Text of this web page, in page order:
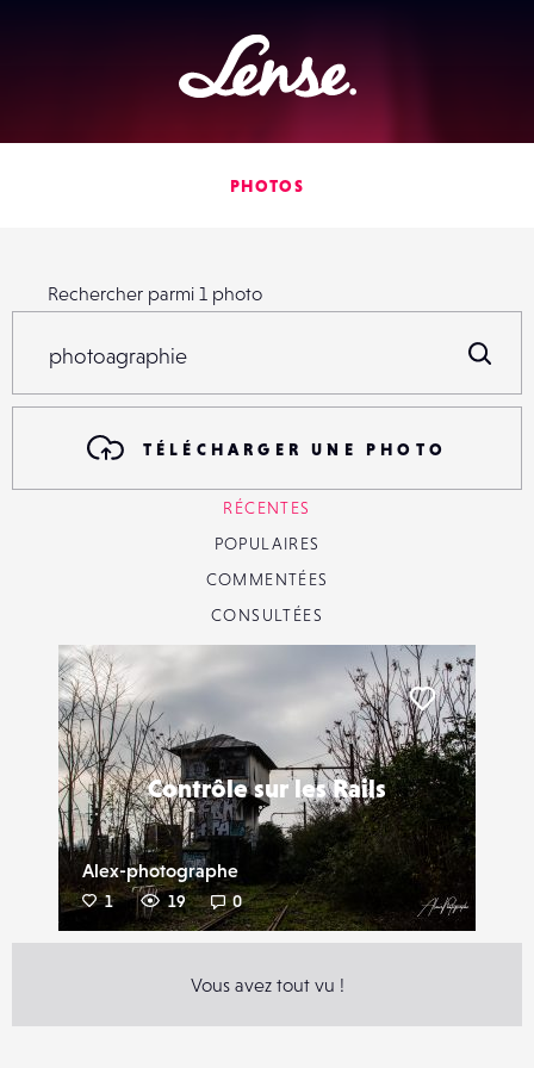
Lense
PHOTOS
Rechercher parmi 1 photo
TÉLÉCHARGER UNE PHOTO
RÉCENTES
POPULAIRES
COMMENTÉES
CONSULTÉES
Contrôle sur les Rails
Alex-photographe
1 19 0
Liker
Vous avez tout vu !